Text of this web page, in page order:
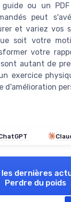
ou un
peut
et variez vos
soit votre
votre
autant de
exercice
d'amélioration
les dernières
Perdre du poids